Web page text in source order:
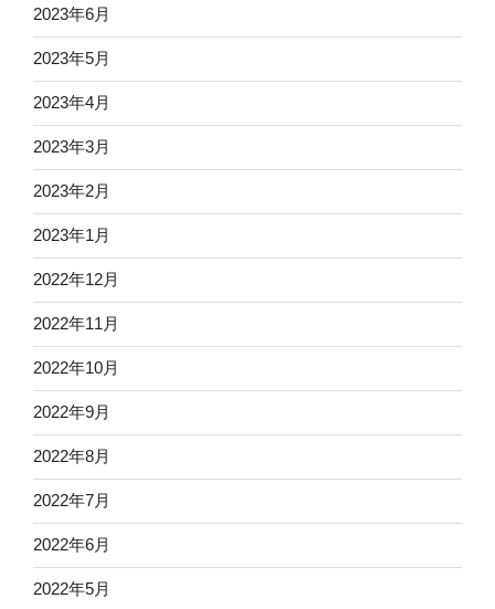
2023年6月
2023年5月
2023年4月
2023年3月
2023年2月
2023年1月
2022年12月
2022年11月
2022年10月
2022年9月
2022年8月
2022年7月
2022年6月
2022年5月